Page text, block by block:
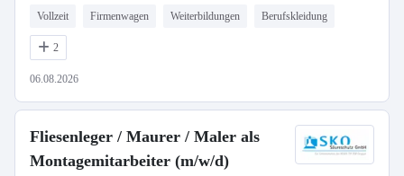
Vollzeit Firmenwagen Weiterbildungen Berufskleidung
2
06.08.2026
Fliesenleger / Maurer / Maler als
Montagemitarbeiter (m/w/d)